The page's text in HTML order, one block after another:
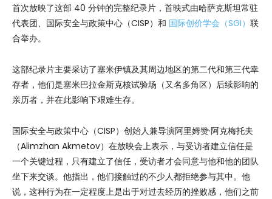
首次放映了这部 40 分钟的完整纪录片，首映式由哈萨克斯坦常驻
代表团、国际安全与政策中心（CISP）和 国际创价学会（SGI） 联
合举办。
这部纪录片主要采访了塞米伊镇及其周边地区的第二代和第三代幸
存者，他们是塞米巴拉金斯克核试验场（又名多角区）后续影响的
亲历者，并在此影响下艰难生存。
国际安全与政策中心（CISP）创始人兼导演阿里姆赞·阿克梅托夫
（Alimzhan Akmetov）在放映会上表示，与受访者建立信任是
一个关键过程，只有建立了信任，受访者才会同意与他和他的团队
坐下来交谈。他指出，他们接触过的不少人都拒绝参与其中。他
说，这种行为在一定程度上是出于对过去经历的挫败感，他们之前